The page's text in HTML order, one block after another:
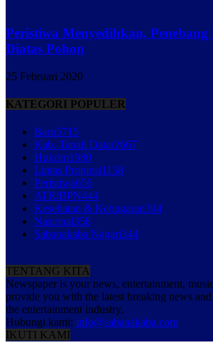
Peristiwa Menyedihkan, Penebang
Diatas Pohon
25 Februari 2020
KATEGORI POPULER
Baru5715
Kab. Tanah Datar2667
Hukrim1980
Lintas Propinsi1158
Peristiwa656
ATR/BPN444
Kesehatan & Kebugaran394
Nasional358
Sabanakaba Nagari344
TENTANG KITA
Newspaper is your news, entertainment,
provide you with the latest breaking news
the entertainment industry.
Hubungi kami: info@sabanakaba.com
IKUTI KAMI